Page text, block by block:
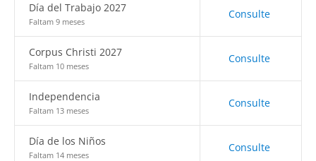
Día del Trabajo 2027
Faltam 9 meses
Consulte
Corpus Christi 2027
Faltam 10 meses
Consulte
Independencia
Faltam 13 meses
Consulte
Día de los Niños
Faltam 14 meses
Consulte